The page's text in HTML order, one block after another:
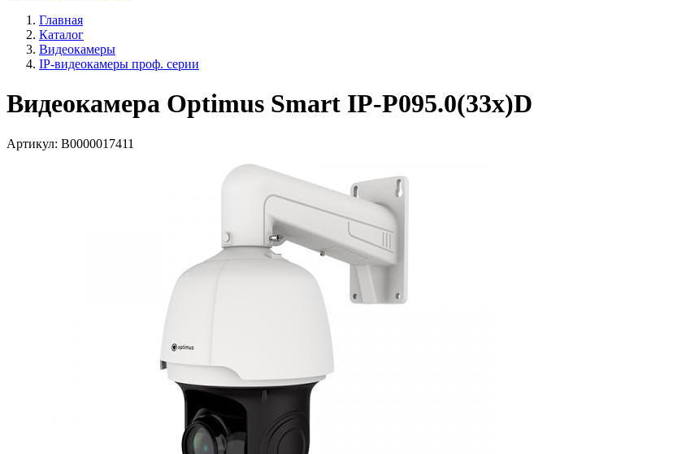
Главная
Каталог
Видеокамеры
IP-видеокамеры проф. серии
Видеокамера Optimus Smart IP-P095.0(33x)D
Артикул: В0000017411